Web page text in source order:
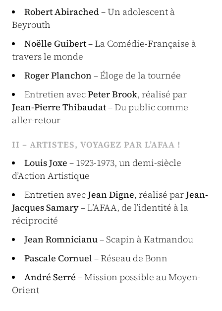
Robert Abirached– Un adolescent à
Beyrouth
Noëlle Guibert– La Comédie-Française à
travers le monde
Roger Planchon – Éloge de la tournée
Entretien avecPeter Brook, réalisé par
Jean-Pierre Thibaudat– Du public comme
aller-retour
II – ARTISTES, VOYAGEZ PAR L’AFAA !
Louis Joxe – 1923-1973, un demi-siècle
d’Action Artistique
Entretien avecJean Digne, réalisé parJean-
Jacques Samary– L’AFAA, de l’identité à la
réciprocité
Jean Romnicianu– Scapin à Katmandou
Pascale Cornuel– Réseau de Bonn
André Serré – Mission possible au Moyen-
Orient